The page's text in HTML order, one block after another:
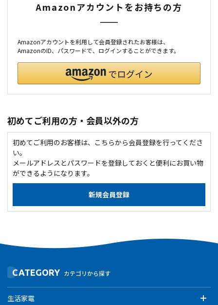
Amazonアカウントをお持ちの方
Amazonアカウントを利用して会員登録されたお客様は、
AmazonのID、パスワードで、ログインすることができます。
初めてご利用の方・会員以外の方
初めてご利用のお客様は、こちらから会員登録を行ってくださ
い。
メールアドレスとパスワードを登録しておくと便利にお買い物
ができるようになります。
CATEGORY カテゴリから探す
生活家電